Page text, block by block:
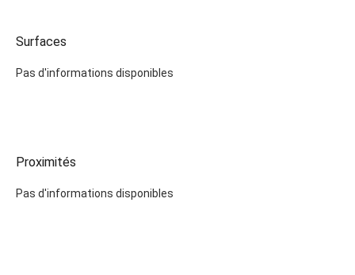
Surfaces
Pas d'informations disponibles
Proximités
Pas d'informations disponibles